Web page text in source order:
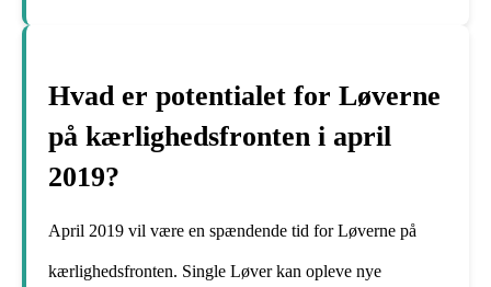
Hvad er potentialet for Løverne
på kærlighedsfronten i april
2019?
April 2019 vil være en spændende tid for Løverne på
kærlighedsfronten. Single Løver kan opleve nye